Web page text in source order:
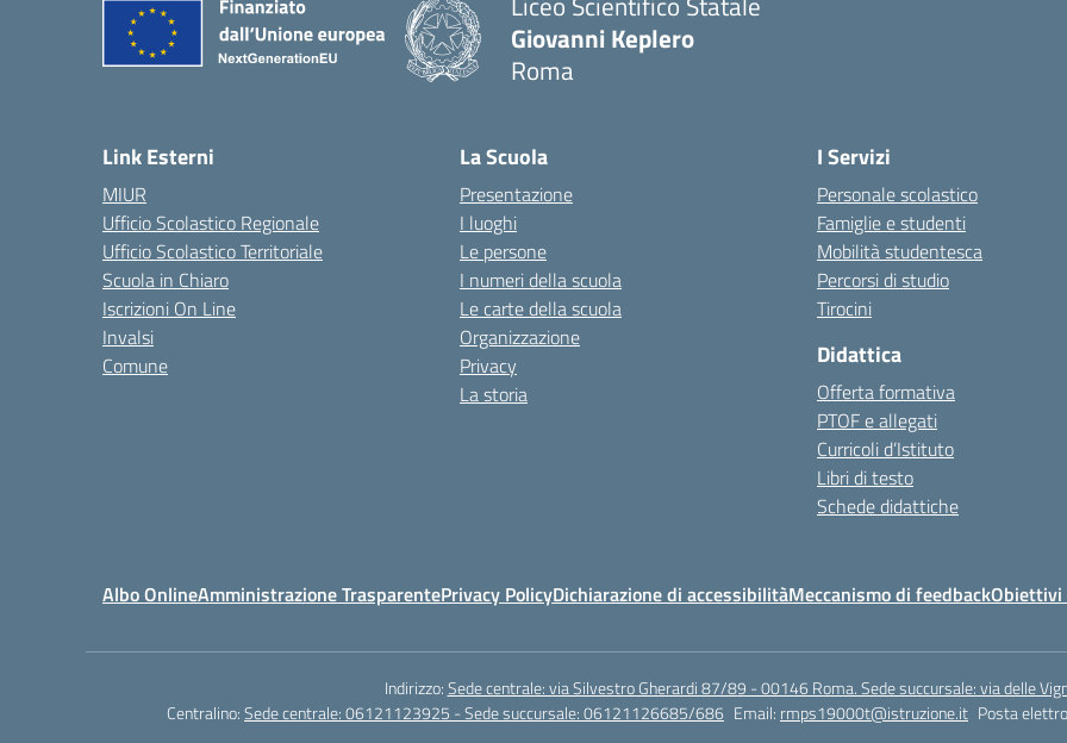
Giovanni Keplero
Roma
Link Esterni
MIUR
Ufficio Scolastico Regionale
Ufficio Scolastico Territoriale
Scuola in Chiaro
Iscrizioni On Line
Invalsi
Comune
La Scuola
Presentazione
I luoghi
Le persone
I numeri della scuola
Le carte della scuola
Organizzazione
Privacy
La storia
I Servizi
Personale scolastico
Famiglie e studenti
Mobilità studentesca
Percorsi di studio
Tirocini
Didattica
Offerta formativa
PTOF e allegati
Curricoli d’Istituto
Libri di testo
Schede didattiche
Albo OnlineAmministrazione TrasparentePrivacy PolicyDichiarazione di accessibilitàMeccanismo di feedbackObiettivi
Indirizzo:Sede centrale: via Silvestro Gherardi 87/89 - 00146 Roma. Sede succursale: via delle
Centralino:Sede centrale: 06121123925 - Sede succursale: 06121126685/686 Email: rmps19000t@istruzione.it Posta